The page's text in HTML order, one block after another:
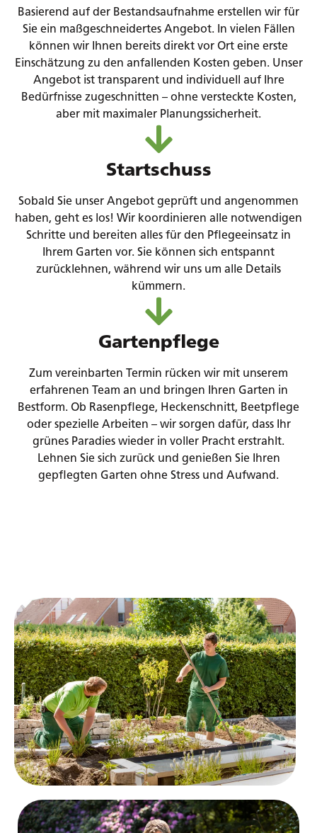
Basierend auf der Bestandsaufnahme erstellen wir für
Sie ein maßgeschneidertes Angebot. In vielen Fällen
können wir Ihnen bereits direkt vor Ort eine erste
Einschätzung zu den anfallenden Kosten geben. Unser
Angebot ist transparent und individuell auf Ihre
Bedürfnisse zugeschnitten – ohne versteckte Kosten,
aber mit maximaler Planungssicherheit.
Startschuss
Sobald Sie unser Angebot geprüft und angenommen
haben, geht es los! Wir koordinieren alle notwendigen
Schritte und bereiten alles für den Pflegeeinsatz in
Ihrem Garten vor. Sie können sich entspannt
zurücklehnen, während wir uns um alle Details
kümmern.
Gartenpflege
Zum vereinbarten Termin rücken wir mit unserem
erfahrenen Team an und bringen Ihren Garten in
Bestform. Ob Rasenpflege, Heckenschnitt, Beetpflege
oder spezielle Arbeiten – wir sorgen dafür, dass Ihr
grünes Paradies wieder in voller Pracht erstrahlt.
Lehnen Sie sich zurück und genießen Sie Ihren
gepflegten Garten ohne Stress und Aufwand.